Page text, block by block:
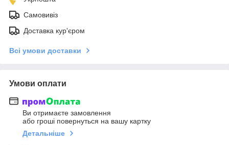
Самовивіз
Доставка кур'єром
Всі умови доставки
Умови оплати
Ви отримаєте замовлення
або гроші повернуться на вашу картку
Детальніше